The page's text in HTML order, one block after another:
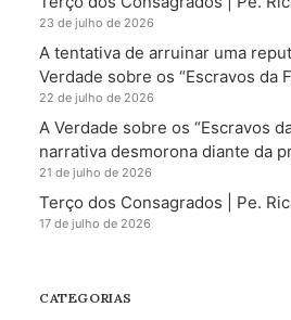
23 de julho de 2026
A tentativa de arruinar uma
Verdade sobre os “Escravos da
22 de julho de 2026
A Verdade sobre os “Escravos
narrativa desmorona diante da
21 de julho de 2026
Terço dos Consagrados | Pe.
17 de julho de 2026
CATEGORIAS